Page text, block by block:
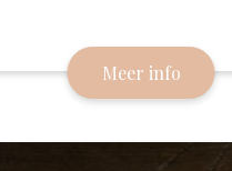
Meer info